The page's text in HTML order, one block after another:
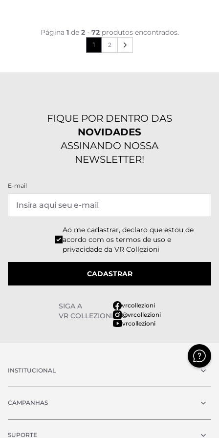
Página 1de 2- 72produtos encontrados.
1 2
FIQUE POR DENTRO DAS
NOVIDADES
ASSINANDO NOSSA
NEWSLETTER!
E-mail
Ao me cadastrar, declaro que estou de
acordo com os termos de uso e
privacidade da VR Collezioni
CADASTRAR
SIGA A
VR COLLEZIONI
vrcollezioni
@vrcollezioni
vrcollezioni
INSTITUCIONAL
CAMPANHAS
SUPORTE